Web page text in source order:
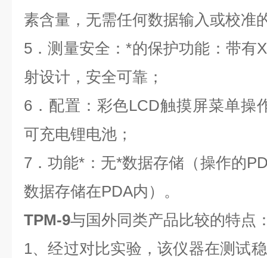
素含量，无需任何数据输入或校准
5．测量安全：*的保护功能：带有
射设计，安全可靠；
6．配置：彩色LCD触摸屏菜单操
可充电锂电池；
7．功能*：无*数据存储（操作的
数据存储在PDA内）。
TPM-9与国外同类产品比较的特点
1、经过对比实验，该仪器在测试